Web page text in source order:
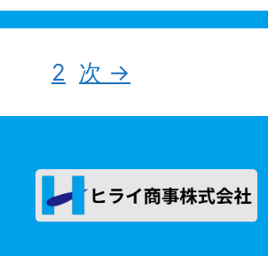
ペ
2 次 →